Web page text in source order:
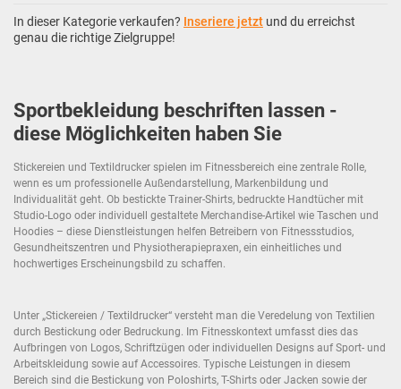
In dieser Kategorie verkaufen? Inseriere jetzt und du erreichst
genau die richtige Zielgruppe!
Sportbekleidung beschriften lassen -
diese Möglichkeiten haben Sie
Stickereien und Textildrucker spielen im Fitnessbereich eine zentrale Rolle,
wenn es um professionelle Außendarstellung, Markenbildung und
Individualität geht. Ob bestickte Trainer-Shirts, bedruckte Handtücher mit
Studio-Logo oder individuell gestaltete Merchandise-Artikel wie Taschen und
Hoodies – diese Dienstleistungen helfen Betreibern von Fitnessstudios,
Gesundheitszentren und Physiotherapiepraxen, ein einheitliches und
hochwertiges Erscheinungsbild zu schaffen.
Unter „Stickereien / Textildrucker“ versteht man die Veredelung von Textilien
durch Bestickung oder Bedruckung. Im Fitnesskontext umfasst dies das
Aufbringen von Logos, Schriftzügen oder individuellen Designs auf Sport- und
Arbeitskleidung sowie auf Accessoires. Typische Leistungen in diesem
Bereich sind die Bestickung von Poloshirts, T-Shirts oder Jacken sowie der